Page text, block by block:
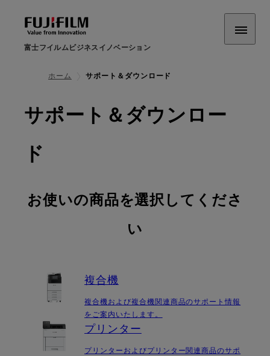
富士フイルムビジネスイノベーション
ホーム サポート＆ダウンロード
サポート＆ダウンロー
ド
お使いの商品を選択してくださ
い
複合機
複合機および複合機関連商品のサポート情報
をご案内いたします。
プリンター
プリンターおよびプリンター関連商品のサポ